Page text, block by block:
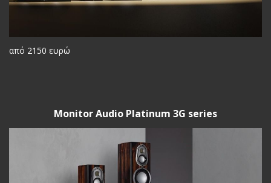
από 2150 ευρώ
Monitor Audio Platinum 3G series